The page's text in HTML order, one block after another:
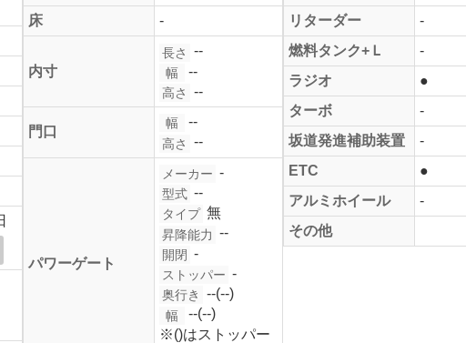
床
-
内寸
長さ --
幅 --
高さ --
門口
幅 --
高さ --
パワーゲート
メーカー -
型式 --
タイプ 無
昇降能力 --
開閉 -
ストッパー -
奥行き --(--)
幅
--(--)
※()はストッパー
リターダー
-
燃料タンク+Ｌ
-
ラジオ
●
ターボ
-
坂道発進補助装置
-
ETC
●
アルミホイール
-
その他